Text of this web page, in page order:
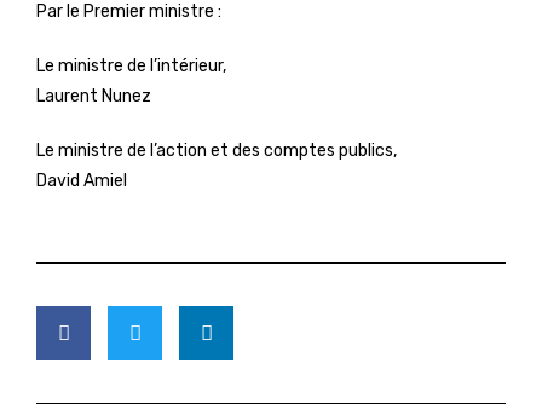
Par le Premier ministre :
Le ministre de l’intérieur,
Laurent Nunez
Le ministre de l’action et des comptes publics,
David Amiel